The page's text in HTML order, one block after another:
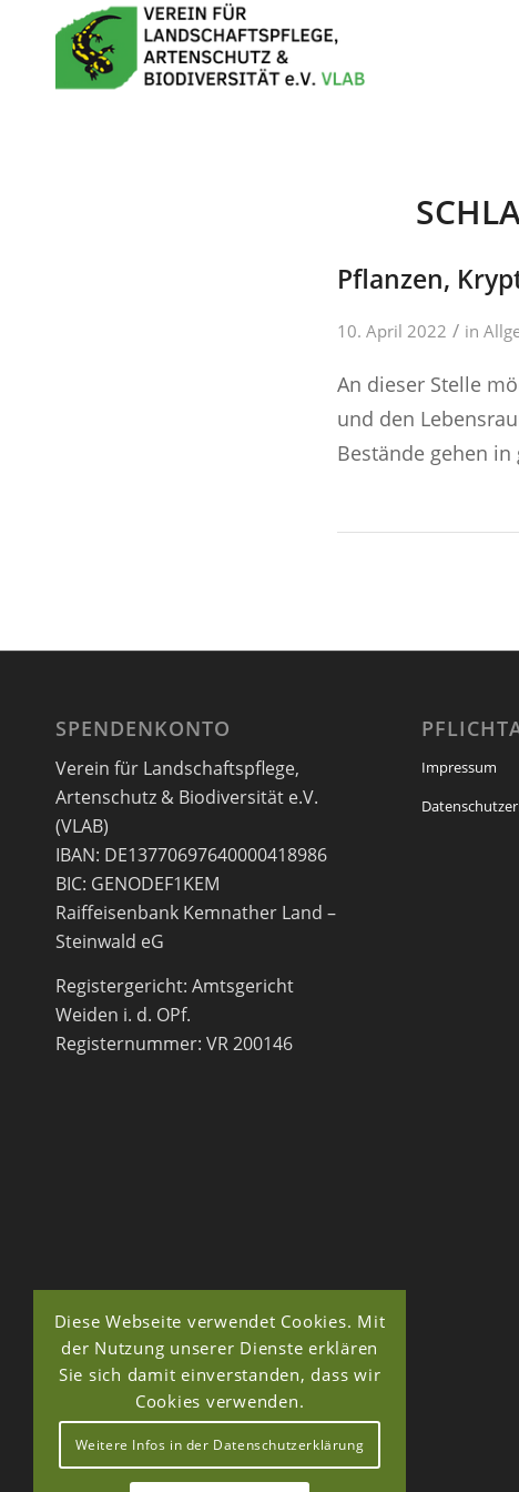
Pflanzen,
10. April 2022 / in
An dieser Stelle
und den
Bestände gehen
SPENDENKONTO
Verein für Landschaftspflege,
Artenschutz & Biodiversität e.V.
(VLAB)
IBAN: DE13770697640000418986
BIC: GENODEF1KEM
Raiffeisenbank Kemnather Land –
Steinwald eG
Registergericht: Amtsgericht
Weiden i. d. OPf.
Registernummer: VR 200146
Impressum
Diese Webseite verwendet Cookies. Mit
der Nutzung unserer Dienste erklären
Sie sich damit einverstanden, dass wir
Cookies verwenden.
Weitere Infos in der Datenschutzerklärung